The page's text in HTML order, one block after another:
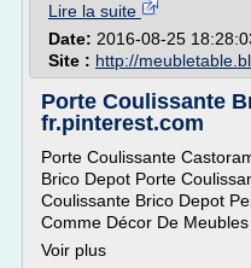
Lire la suite
Date: 2016-08-25
Site : http://
Porte Coulissante
fr.pinterest.com
Porte Coulissante
Brico Depot Porte
Coulissante Brico Depot
Comme Décor De
Voir plus